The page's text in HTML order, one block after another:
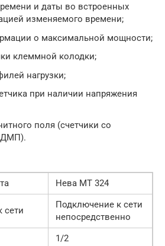
и даты во встроенных
изменяемого времени;
о максимальной мощности;
клеммной колодки;
нагрузки;
при наличии напряжения
поля (счетчики со
ДМП).
Нева МТ 324
сети
Подключение к сети
непосредственно
1/2